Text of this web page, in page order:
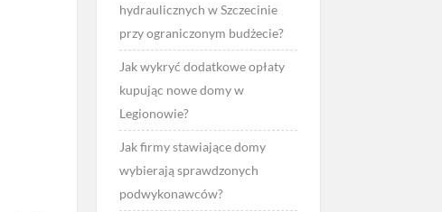
hydraulicznych w Szczecinie
przy ograniczonym budżecie?
Jak wykryć dodatkowe opłaty
kupując nowe domy w
Legionowie?
Jak firmy stawiające domy
wybierają sprawdzonych
podwykonawców?